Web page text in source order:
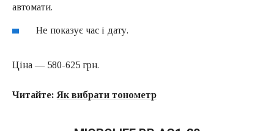
автомати.
Не показує час і дату.
Ціна — 580-625 грн.
Читайте: Як вибрати тонометр